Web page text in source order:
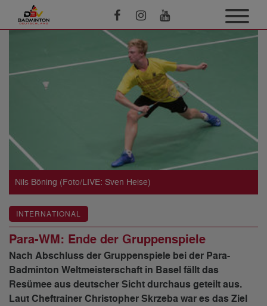
Nils Böning (Foto/LIVE: Sven Heise)
INTERNATIONAL
Para-WM: Ende der Gruppenspiele
Nach Abschluss der Gruppenspiele bei der Para-
Badminton Weltmeisterschaft in Basel fällt das
Resümee aus deutscher Sicht durchaus geteilt aus.
Laut Cheftrainer Christopher Skrzeba war es das Ziel